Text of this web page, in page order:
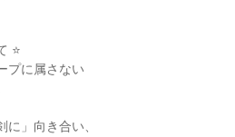
⭐
プに属さない
に」向き合い、